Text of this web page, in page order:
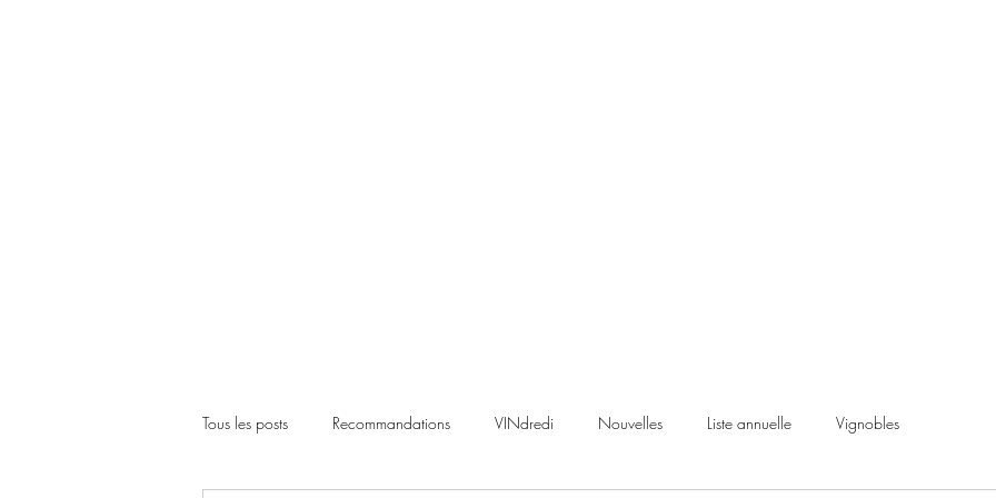
Tous les posts Recommandations VINdredi Nouvelles Liste annuelle Vignobles